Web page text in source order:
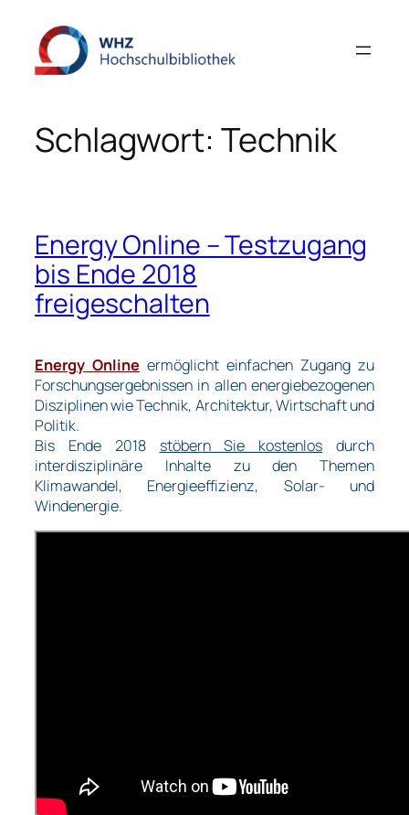
Inhalt
springen
Schlagwort: Technik
Energy Online – Testzugang
bis Ende 2018
freigeschalten
Energy Online ermöglicht einfachen Zugang zu
Forschungsergebnissen in allen energiebezogenen
Disziplinen wie Technik, Architektur, Wirtschaft und
Politik.
Bis Ende 2018 stöbern Sie kostenlos durch
interdisziplinäre Inhalte zu den Themen
Klimawandel, Energieeffizienz, Solar- und
Windenergie.